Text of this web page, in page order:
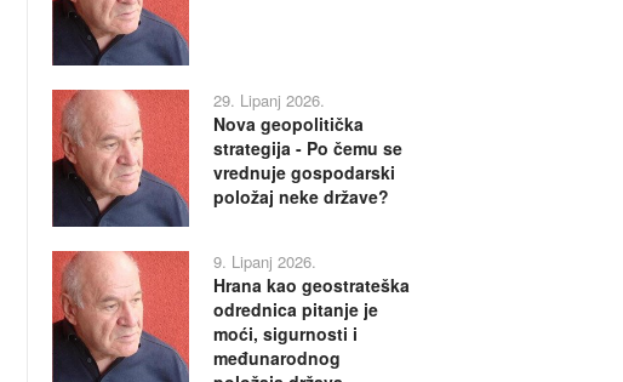
29. Lipanj 2026.
Nova geopolitička
strategija - Po čemu se
vrednuje gospodarski
položaj neke države?
9. Lipanj 2026.
Hrana kao geostrateška
odrednica pitanje je
moći, sigurnosti i
međunarodnog